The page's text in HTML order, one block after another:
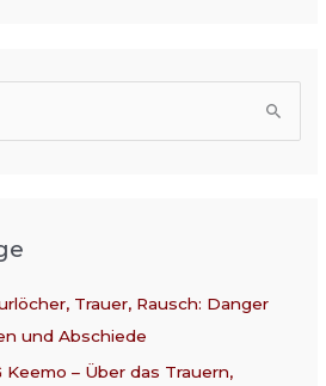
Trauer, Rausch: Danger
und Abschiede
– Über das Trauern,